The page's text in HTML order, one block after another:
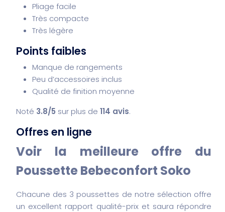
Pliage facile
Très compacte
Très légère
Points faibles
Manque de rangements
Peu d’accessoires inclus
Qualité de finition moyenne
Noté 3.8/5 sur plus de 114 avis.
Offres en ligne
Voir la meilleure offre du
Poussette Bebeconfort Soko
Chacune des 3 poussettes de notre sélection offre
un excellent rapport qualité-prix et saura répondre